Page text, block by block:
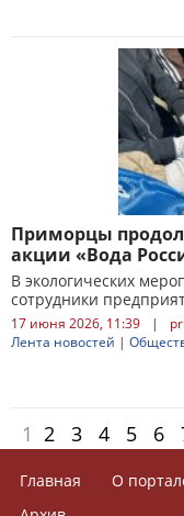
Приморцы
акции «Вода
В экологических
сотрудники
17 июня 2026, 11:39 |
Лента новостей |
1 2 3 4 5 6
Главная О